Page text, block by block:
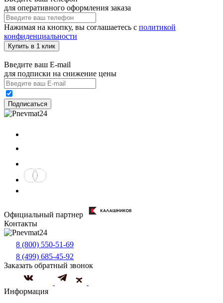
для оперативного оформления заказа
Нажимая на кнопку, вы соглашаетесь с политикой
конфиденциальности
Купить в 1 клик
Введите ваш E-mail
для подписки на снижение цены
Подписаться
Официальный партнер
Контакты
8 (800) 550-51-69
8 (499) 685-45-92
Заказать обратный звонок
Информация